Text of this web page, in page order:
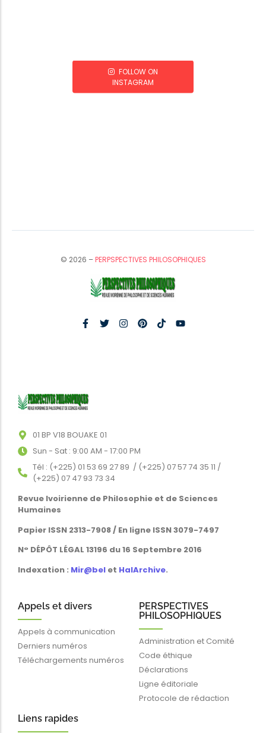
FOLLOW ON
INSTAGRAM
© 2026 –PERPSPECTIVES PHILOSOPHIQUES
01 BP V18 BOUAKE 01
Sun - Sat : 9:00 AM - 17:00 PM
Tél : (+225) 01 53 69 27 89 / (+225) 07 57 74 35 11 /
(+225) 07 47 93 73 34
Revue Ivoirienne de Philosophie et de Sciences
Humaines
Papier ISSN 2313-7908 / En ligne ISSN 3079-7497
N° DÉPÔT LÉGAL 13196 du 16 Septembre 2016
Indexation : Mir@bel et HalArchive.
Appels et divers
Appels à communication
Derniers numéros
Téléchargements numéros
PERSPECTIVES
PHILOSOPHIQUES
Administration et Comité
Code éthique
Déclarations
Ligne éditoriale
Protocole de rédaction
Liens rapides